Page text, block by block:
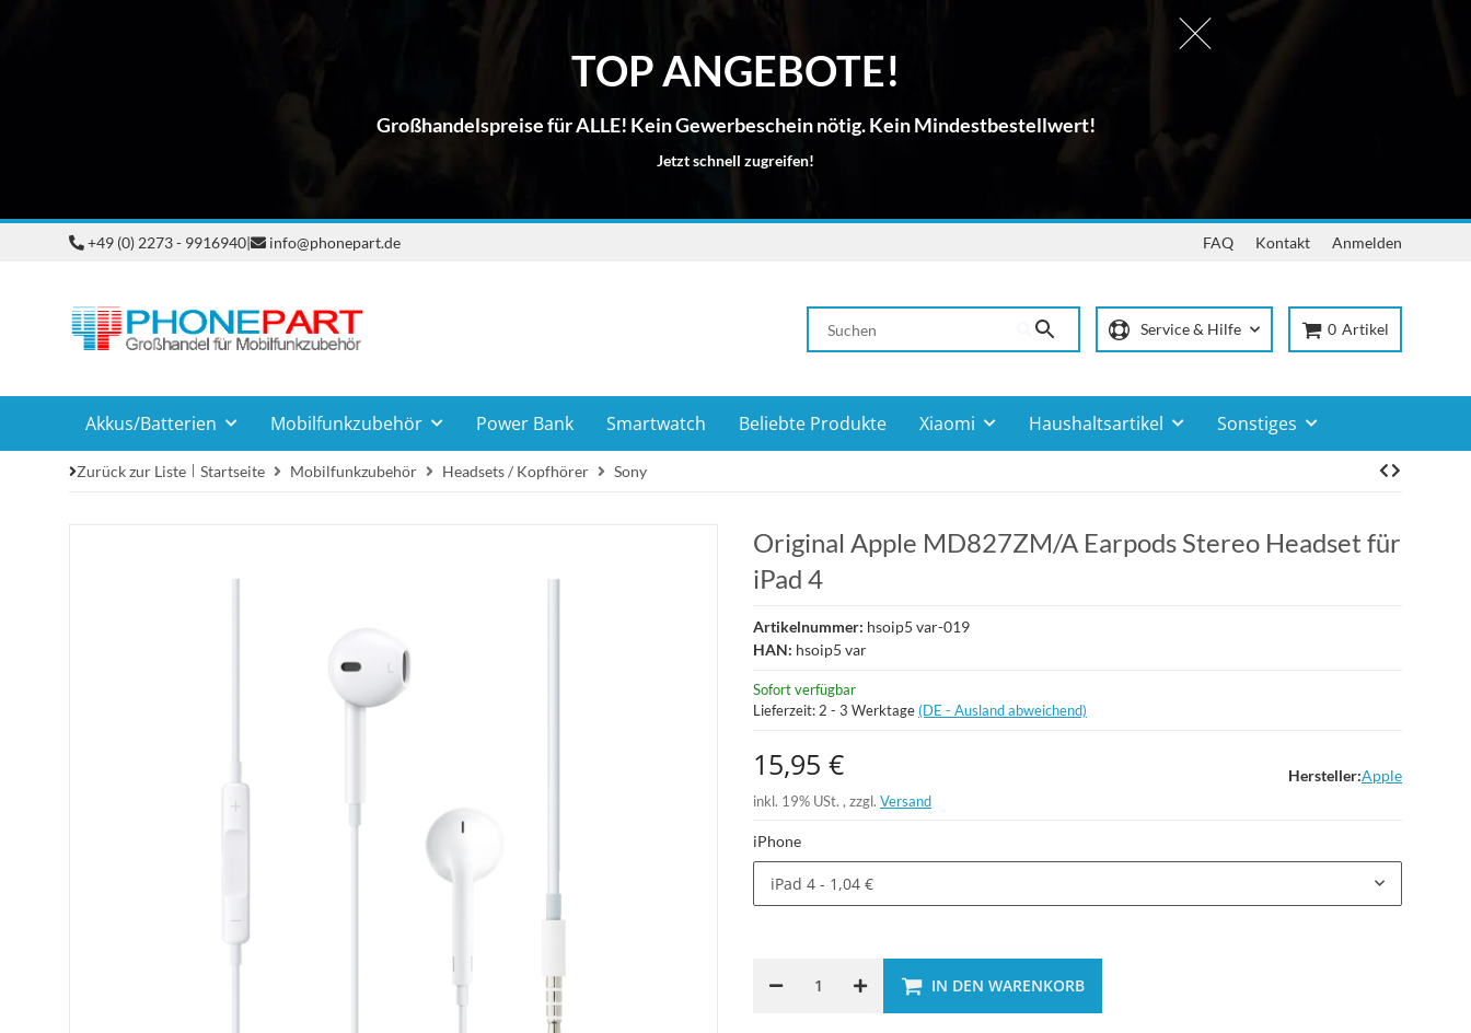
TOP ANGEBOTE!
Großhandelspreise für ALLE! Kein Gewerbeschein nötig. Kein Mindestbestellwert!
Jetzt schnell zugreifen!
+49 (0) 2273 - 9916940| info@phonepart.de FAQ Kontakt Anmelden
Service & Hilfe 0 Artikel
Akkus/Batterien Mobilfunkzubehör Power Bank Smartwatch Beliebte Produkte Xiaomi Haushaltsartikel Sonstiges
Zurück zur Liste Startseite Mobilfunkzubehör Headsets / Kopfhörer Sony
Original Apple MD827ZM/A Earpods Stereo Headset für
iPad 4
Artikelnummer: hsoip5 var-019
HAN: hsoip5 var
Sofort verfügbar
Lieferzeit: 2 - 3 Werktage (DE - Ausland abweichend)
15,95 €
inkl. 19% USt. , zzgl. Versand
Hersteller:Apple
iPhone
iPad 4 - 1,04 €
IN DEN WARENKORB